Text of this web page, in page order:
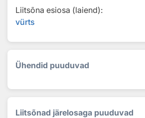
Liitsõna esiosa (laiend):
vürts
Ühendid puuduvad
Liitsõnad järelosaga puuduvad